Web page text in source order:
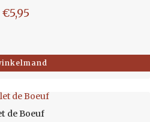
€5,95
de Boeuf